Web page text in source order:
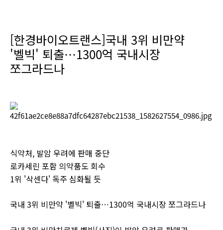
[한경바이오트랜스]국내 3위 비만약
'벨빅' 퇴출…1300억 국내시장
쪼그라드나
식약처, 발암 우려에 판매 중단
로카세린 포함 의약품도 회수
1위 '삭센다' 독주 심화될 듯
국내 3위 비만약 '벨빅' 퇴출…1300억 국내시장 쪼그라드나